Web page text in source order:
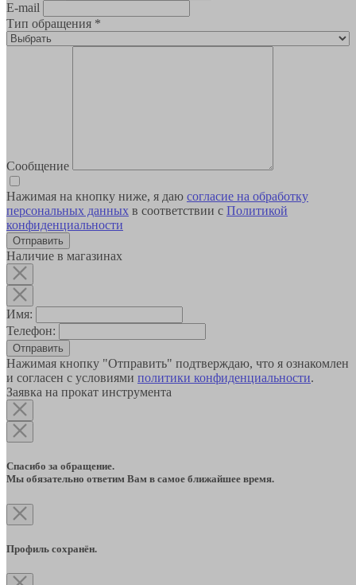
E-mail
Тип обращения *
Сообщение
Нажимая на кнопку ниже, я даю согласие на обработку
персональных данных в соответствии с Политикой
конфиденциальности
Наличие в магазинах
Имя:
Телефон:
Отправить
Нажимая кнопку "Отправить" подтверждаю, что я ознакомлен
и согласен с условиями политики конфиденциальности.
Заявка на прокат инструмента
Спасибо за обращение.
Мы обязательно ответим Вам в самое ближайшее время.
Профиль сохранён.